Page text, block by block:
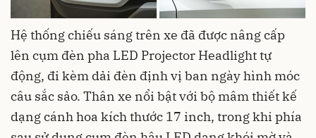
Hệ thống chiếu sáng trên xe đã được nâng cấp
lên cụm đèn pha LED Projector Headlight tự
động, đi kèm dải đèn định vị ban ngày hình móc
câu sắc sảo. Thân xe nổi bật với bộ mâm thiết kế
dạng cánh hoa kích thước 17 inch, trong khi phía